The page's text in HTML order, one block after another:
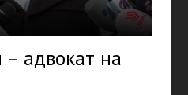
адвокат на